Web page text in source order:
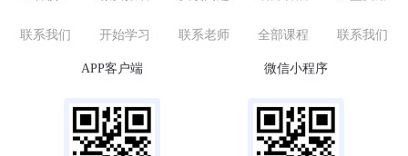
联系我们 开始学习 联系老师 全部课程 联系我们
APP客户端 微信小程序